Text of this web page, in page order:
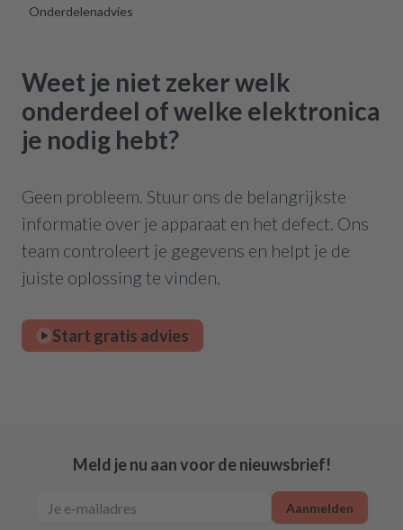
Onderdelenadvies
Weet je niet zeker welk
onderdeel of welke elektronica
je nodig hebt?
Geen probleem. Stuur ons de belangrijkste
informatie over je apparaat en het defect. Ons
team controleert je gegevens en helpt je de
juiste oplossing te vinden.
Start gratis advies
Meld je nu aan voor de nieuwsbrief!
Aanmelden